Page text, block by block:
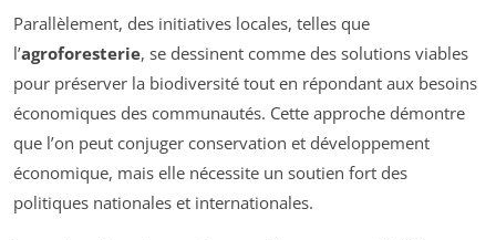
Parallèlement, des initiatives locales, telles que
l’agroforesterie, se dessinent comme des solutions viables
pour préserver la biodiversité tout en répondant aux besoins
économiques des communautés. Cette approche démontre
que l’on peut conjuger conservation et développement
économique, mais elle nécessite un soutien fort des
politiques nationales et internationales.